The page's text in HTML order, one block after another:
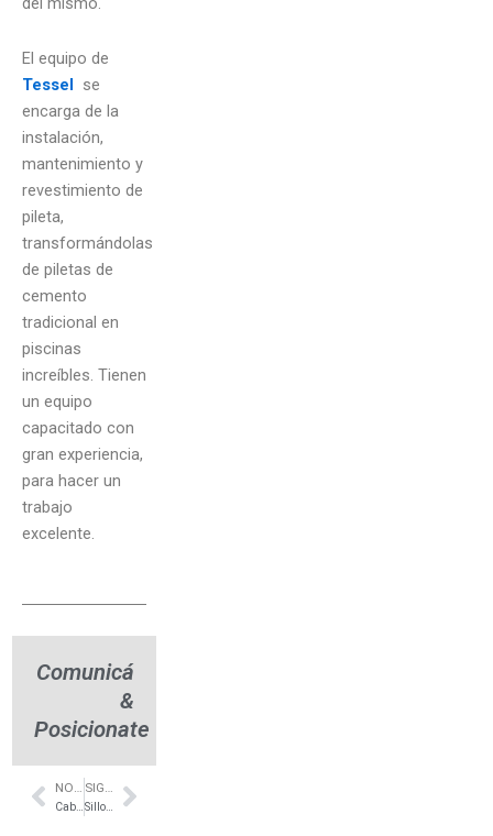
El equipo de
Tessel se
encarga de la
instalación,
mantenimiento y
revestimiento de
pileta,
transformándolas
de piletas de
cemento
tradicional en
piscinas
increíbles. Tienen
un equipo
capacitado con
gran experiencia,
para hacer un
trabajo
excelente.
Comunicá
&
Posicionate
Prev
NOTA ANTERIOR SIGUIENTE NOTA Next